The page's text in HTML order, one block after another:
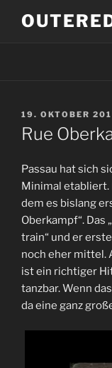
Inhalt
AM
19. OKTOBER
Rue
Passau hat sich
Minimal etabliert.
dem es bislang
Oberkampf“. Das
train“ und er
noch eher mittel.
ist ein richtiger
tanzbar. Wenn
da eine ganz